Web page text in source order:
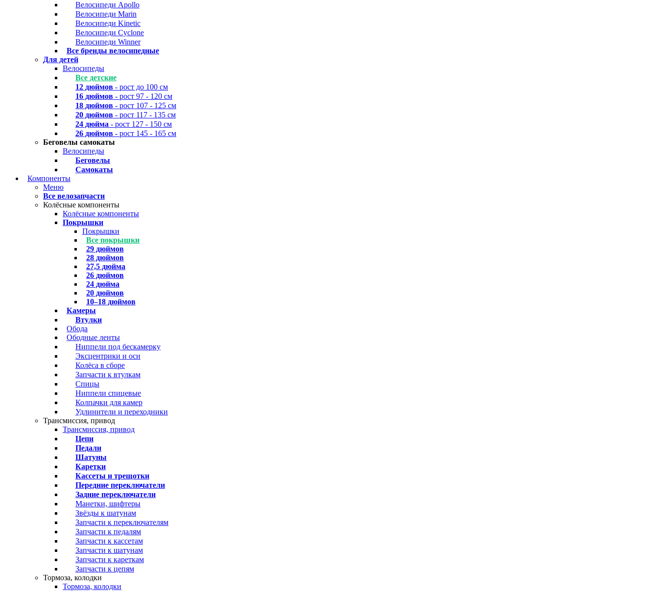
Велосипеди Apollo
Велосипеди Marin
Велосипеди Kinetic
Велосипеди Cyclone
Велосипеди Winner
Все бренды велосипедные
Для детей
Велосипеды
Все детские
12 дюймов - рост до 100 см
16 дюймов - рост 97 - 120 см
18 дюймов - рост 107 - 125 см
20 дюймов - рост 117 - 135 см
24 дюйма - рост 127 - 150 см
26 дюймов - рост 145 - 165 см
Беговелы самокаты
Велосипеды
Беговелы
Самокаты
Компоненты
Меню
Все велозапчасти
Колёсные компоненты
Колёсные компоненты
Покрышки
Покрышки
Все покрышки
29 дюймов
28 дюймов
27,5 дюйма
26 дюймов
24 дюйма
20 дюймов
10–18 дюймов
Камеры
Втулки
Обода
Ободные ленты
Ниппели под бескамерку
Эксцентрики и оси
Колёса в сборе
Запчасти к втулкам
Спицы
Ниппели спицевые
Колпачки для камер
Удлинители и переходники
Трансмиссия, привод
Трансмиссия, привод
Цепи
Педали
Шатуны
Каретки
Кассеты и трещотки
Передние переключатели
Задние переключатели
Манетки, шифтеры
Звёзды к шатунам
Запчасти к переключателям
Запчасти к педалям
Запчасти к кассетам
Запчасти к шатунам
Запчасти к кареткам
Запчасти к цепям
Тормоза, колодки
Тормоза, колодки